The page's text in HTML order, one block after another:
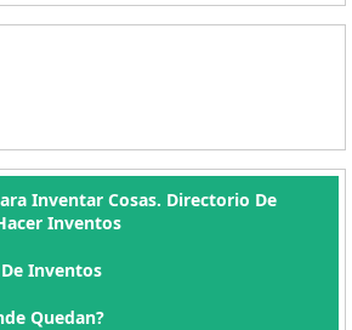
Inventar Cosas. Directorio De
Inventos
Inventos
Quedan?